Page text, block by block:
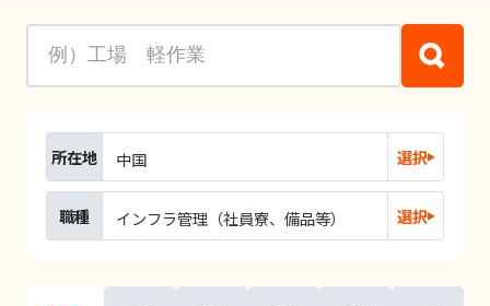
所在地 中国 選択
職種 インフラ管理（社員寮、備品等） 選択